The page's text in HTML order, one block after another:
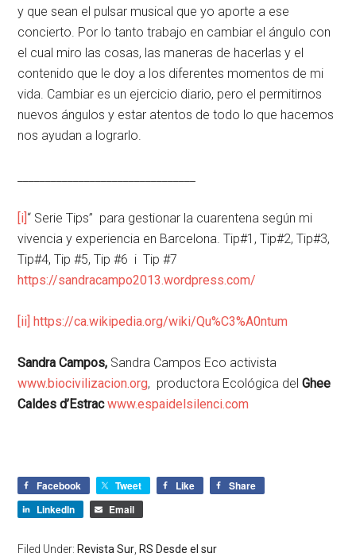
y que sean el pulsar musical que yo aporte a ese
concierto. Por lo tanto trabajo en cambiar el ángulo con
el cual miro las cosas, las maneras de hacerlas y el
contenido que le doy a los diferentes momentos de mi
vida. Cambiar es un ejercicio diario, pero el permitirnos
nuevos ángulos y estar atentos de todo lo que hacemos
nos ayudan a lograrlo.
[i] “ Serie Tips” para gestionar la cuarentena según mi
vivencia y experiencia en Barcelona. Tip#1, Tip#2, Tip#3,
Tip#4, Tip #5, Tip #6 i Tip #7
https://sandracampo2013.wordpress.com/
[ii] https://ca.wikipedia.org/wiki/Qu%C3%A0ntum
Sandra Campos, Sandra Campos Eco activista
www.biocivilizacion.org, productora Ecológica delGhee
Caldes d’Estrac www.espaidelsilenci.com
Facebook Tweet Like
Share
LinkedIn
Email
Filed Under: Revista Sur, RS Desde el sur